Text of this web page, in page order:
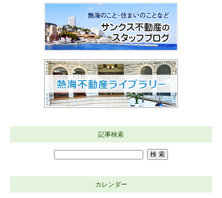
記事検索
カレンダー